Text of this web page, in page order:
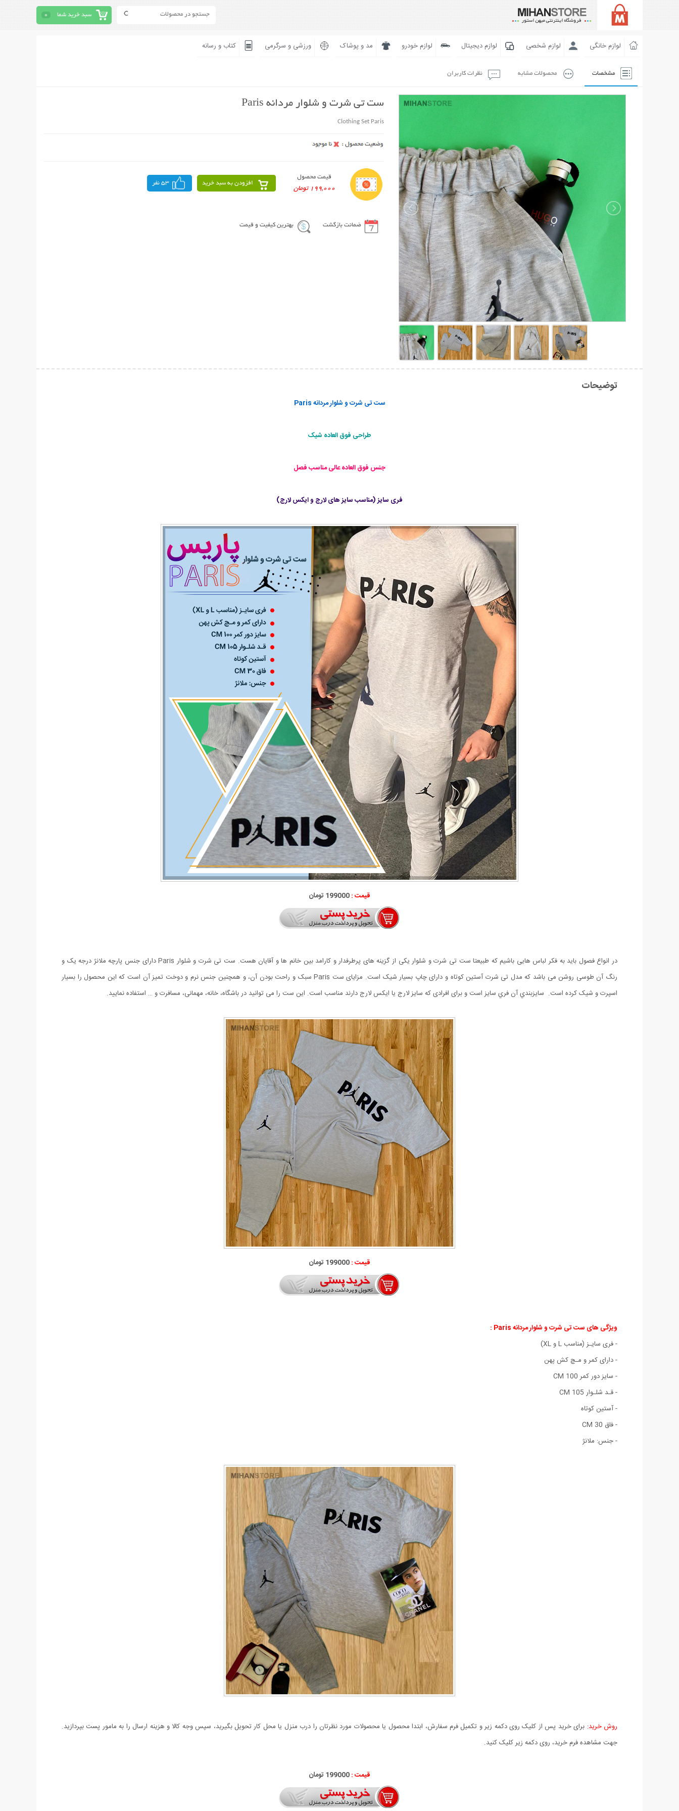
سبد خرید شما 0
لوازم خانگی لوازم شخصی لوازم دیجیتال لوازم خودرو مد و پوشاک ورزشی و سرگرمی کتاب و رسانه
مشخصات محصولات مشابه نظرات کاربران
ست تی شرت و شلوار مردانه Paris
Clothing Set Paris
قیمت محصول
199,000 تومان
افزودن به سبد خرید 53 نفر
ضمانت بازگشت بهترین کیفیت و قیمت
توضیحات
ست تی شرت و شلوار مردانه Paris
طراحی فوق العاده شیک
جنس فوق العاده عالی مناسب فصل
فری سایز (مناسب سایز های لارج و ایکس لارج)
قیمت :199000 تومان
در انواع فصول باید به فکر لباس هایی باشیم که طبیعتا ست تی شرت و شلوار یکی از گزینه های پرطرفدار و کارامد بین خانم ها و آقایان هست. ست تی شرت و شلوار
Paris دارای جنس پارچه ملانژ درجه یک و
رنگ آن طوسی روشن می باشد که مدل تی شرت آستین کوتاه و دارای چاپ بسیار شیک است. مزايای ست
Paris سبک و راحت بودن آن، و همچنین جنس نرم و دوخت تميز آن است که این محصول را بسیار
اسپرت و شیک کرده است. سايزبندي آن فري سايز است و برای افرادی که سایز لارج یا ایکس لارج دارند مناسب است. این ست را می توانید در باشگاه، خانه، مهمانی، مسافرت و … استفاده نمایید.
قیمت :199000 تومان
ویژگی های ست تی شرت و شلوار مردانه Paris :
- فری سایـز (مناسب L و XL)
-دارای کمر و مـچ کش پهن
- سایز دور کمر 100 CM
-قـد شلـوار 105 CM
-آستین کوتاه
-فاق 30 CM
-جنس: ملانژ
روش خرید: برای خرید پس از کلیک روی دکمه زیر و تکمیل فرم سفارش، ابتدا محصول یا محصولات مورد نظرتان را درب منزل یا محل کار تحویل بگیرید، سپس وجه کالا و هزینه ارسال را به مامور پست بپردازید.
جهت مشاهده فرم خرید، روی دکمه زیر کلیک کنید.
قیمت : 199000 تومان